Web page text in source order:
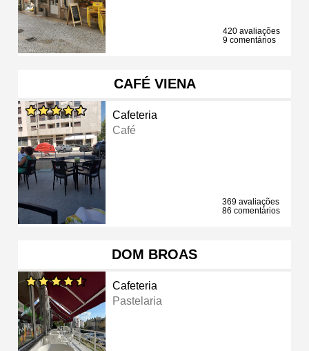
420 avaliações
9 comentários
CAFÉ VIENA
Cafeteria
Café
369 avaliações
86 comentários
DOM BROAS
Cafeteria
Pastelaria